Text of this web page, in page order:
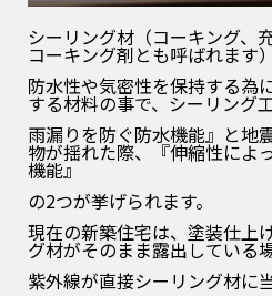
シーリング材（コーキング、
コーキング剤とも呼ばれます
防水性や気密性を保持する為
する材料の事で、シーリング
雨漏りを防ぐ防水機能』と地
物が揺れた際、『伸縮性によ
機能』
の2つが挙げられます。
現在の新築住宅は、塗装仕上
グ材がそのまま露出している
紫外線が直接シーリング材に